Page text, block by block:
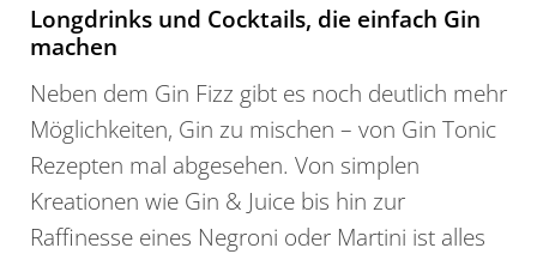
Longdrinks und Cocktails, die einfach Gin
machen
Neben dem Gin Fizz gibt es noch deutlich mehr
Möglichkeiten, Gin zu mischen – von Gin Tonic
Rezepten mal abgesehen. Von simplen
Kreationen wie Gin & Juice bis hin zur
Raffinesse eines Negroni oder Martini ist alles